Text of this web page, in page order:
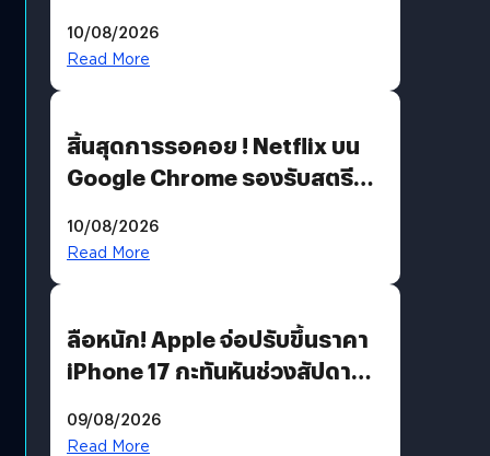
เติมเต็มความหมายวันแม่ปีนี้
10/08/2026
Read More
สิ้นสุดการรอคอย ! Netflix บน
Google Chrome รองรับสตรีม
เงื่อนไขที่กำหนด
10/08/2026
Read More
ลือหนัก! Apple จ่อปรับขึ้นราคา
iPhone 17 กะทันหันช่วงสัปดาห์ที่
09/08/2026
Read More